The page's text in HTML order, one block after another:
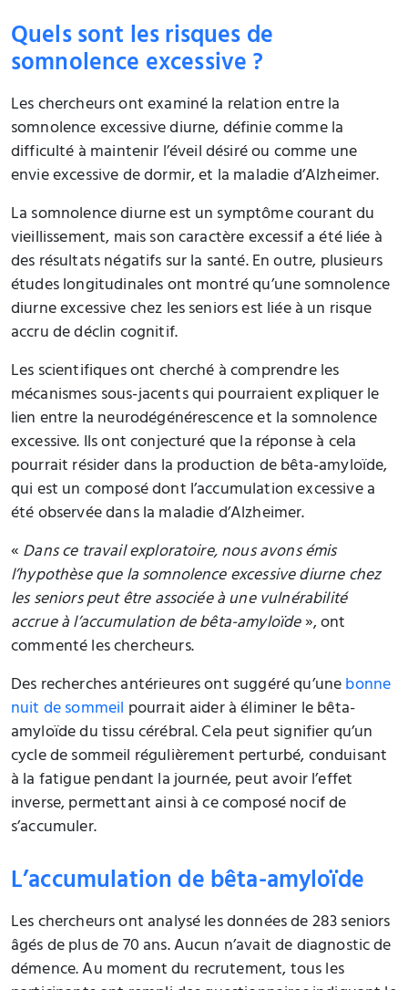
Quels sont les risques de
somnolence excessive ?
Les chercheurs ont examiné la relation entre la
somnolence excessive diurne, définie comme la
difficulté à maintenir l’éveil désiré ou comme une
envie excessive de dormir, et la maladie d’Alzheimer.
La somnolence diurne est un symptôme courant du
vieillissement, mais son caractère excessif a été liée à
des résultats négatifs sur la santé. En outre, plusieurs
études longitudinales ont montré qu’une somnolence
diurne excessive chez les seniors est liée à un risque
accru de déclin cognitif.
Les scientifiques ont cherché à comprendre les
mécanismes sous-jacents qui pourraient expliquer le
lien entre la neurodégénérescence et la somnolence
excessive. Ils ont conjecturé que la réponse à cela
pourrait résider dans la production de bêta-amyloïde,
qui est un composé dont l’accumulation excessive a
été observée dans la maladie d’Alzheimer.
«Dans ce travail exploratoire, nous avons émis
l’hypothèse que la somnolence excessive diurne chez
les seniors peut être associée à une vulnérabilité
accrue à l’accumulation de bêta-amyloïde», ont
commenté les chercheurs.
Des recherches antérieures ont suggéré qu’unebonne
nuit de sommeil pourrait aider à éliminer le bêta-
amyloïde du tissu cérébral. Cela peut signifier qu’un
cycle de sommeil régulièrement perturbé, conduisant
à la fatigue pendant la journée, peut avoir l’effet
inverse, permettant ainsi à ce composé nocif de
s’accumuler.
L’accumulation de bêta-amyloïde
Les chercheurs ont analysé les données de 283 seniors
âgés de plus de 70 ans. Aucun n’avait de diagnostic de
démence. Au moment du recrutement, tous les